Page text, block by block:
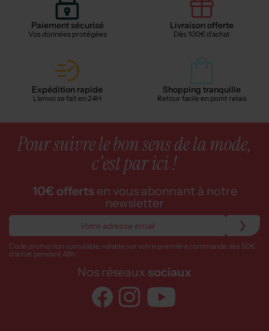
Paiement sécurisé
Vos données protégées
Livraison offerte
Dès 100€ d'achat
Expédition rapide
L'envoi se fait en 24H
Shopping tranquille
Retour facile en point relais
Pour suivre le bon sens de la mode,
c'est par ici !
10€ offerts en vous abonnant à notre
newsletter
Code promo non cumulable, valable sur votre première commande dès 50€
d’achat pendant 48h
Nos réseaux sociaux